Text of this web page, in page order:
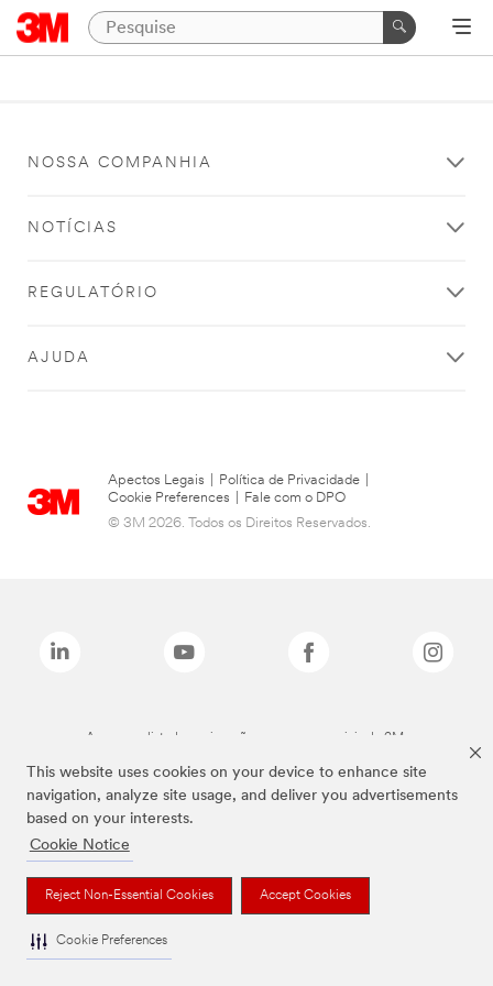
This website uses cookies on your device to enhance site
navigation, analyze site usage, and deliver you advertisements
based on your interests.
Cookie Notice
Reject Non-Essential Cookies Accept Cookies
Cookie Preferences
NOSSA COMPANHIA
NOTÍCIAS
REGULATÓRIO
AJUDA
Apectos Legais Política de Privacidade
Cookie Preferences
Fale com o DPO
© 3M 2026. Todos os Direitos Reservados.
As marcas listadas a cima são marcas comerciais da 3M.